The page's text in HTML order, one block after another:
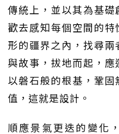
傳統上，並以其為基
歡去感知每個空間的
形的疆界之內，找尋
與故事，拔地而起，應
以磐石般的根基，鞏
值，這就是設計。
順應景氣更迭的變化